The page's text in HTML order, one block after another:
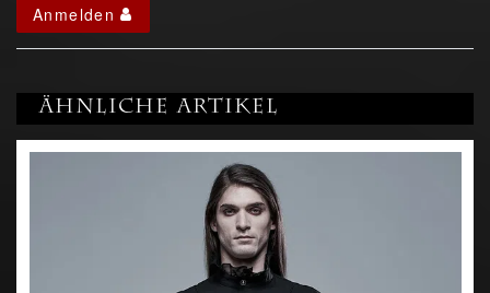
Anmelden
Ähnliche Artikel